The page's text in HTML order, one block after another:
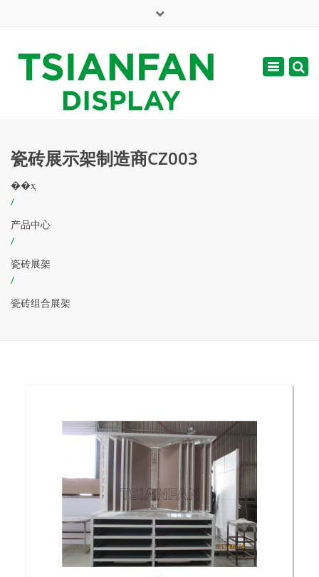
周一 - 周六: 7:00 - 17:00
Toggle
瓷砖展示架制造商CZ003
��ҳ
/
产品中心
/
瓷砖展架
/
瓷砖组合展架